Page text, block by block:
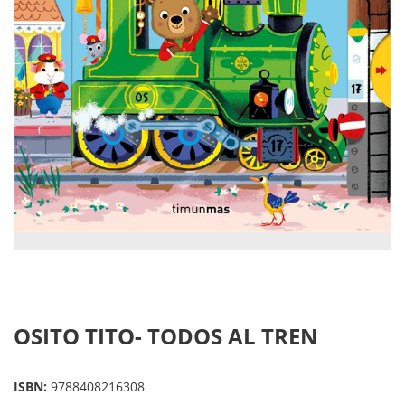
OSITO TITO- TODOS AL TREN
ISBN: 9788408216308